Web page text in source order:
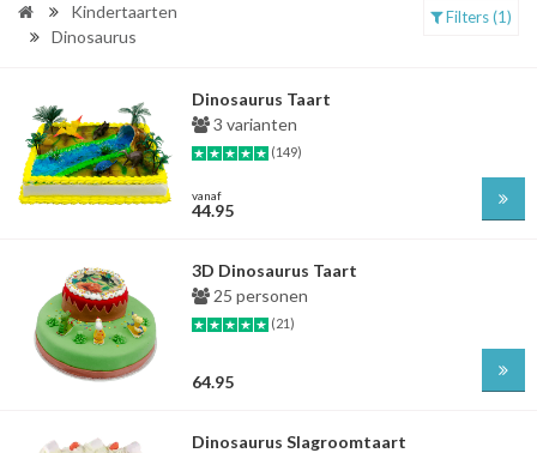
Kindertaarten
Dinosaurus
Filters (1)
Dinosaurus Taart
3 varianten
(149)
vanaf
44.95
3D Dinosaurus Taart
25 personen
(21)
64.95
Dinosaurus Slagroomtaart